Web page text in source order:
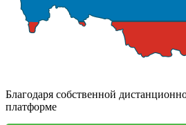
Благодаря собственной
платформе